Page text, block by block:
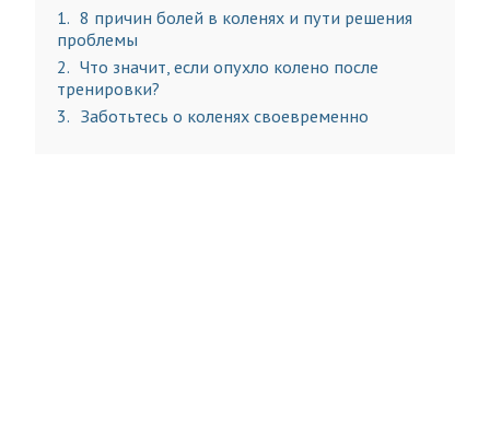
1
8 причин болей в коленях и пути решения
проблемы
2
Что значит, если опухло колено после
тренировки?
3
Заботьтесь о коленях своевременно